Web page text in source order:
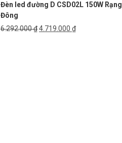
là:
tại
3.200.000 ₫.
Đèn led đường D CSD02L 150W Rạng
Đông
6.292.000₫Giá
4.719.000 ₫Giá